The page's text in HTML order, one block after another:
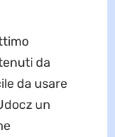
da
da usare
un